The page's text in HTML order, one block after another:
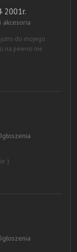
2001r.
akcesoria
jutro do mojego
na pewno nie
:)